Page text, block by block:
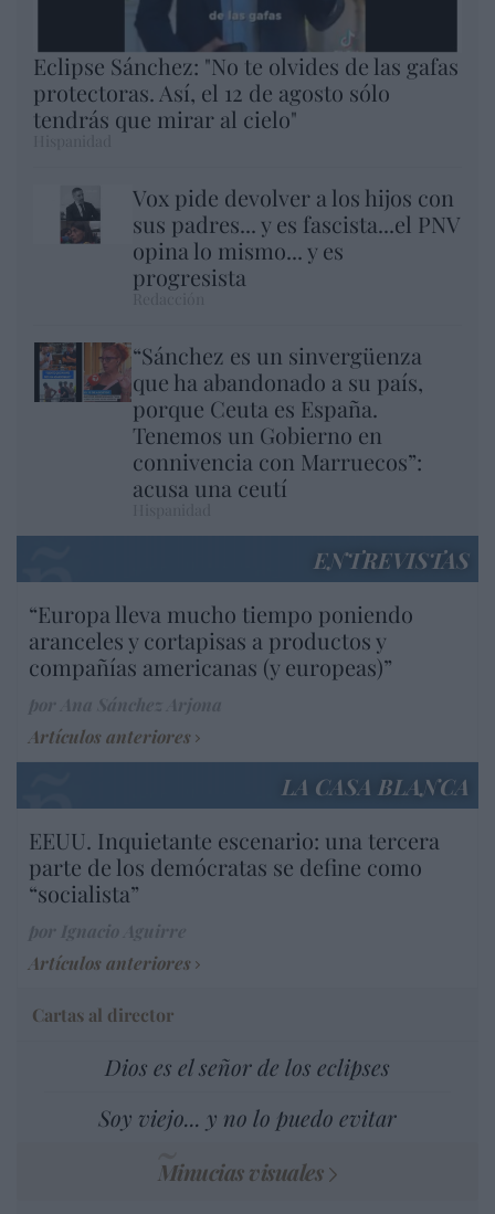
Eclipse Sánchez: "No te olvides de las gafas
protectoras. Así, el 12 de agosto sólo
tendrás que mirar al cielo"
Vox pide devolver a los hijos con
sus padres... y es fascista...el PNV
opina lo mismo... y es
progresista
“Sánchez es un sinvergüenza
que ha abandonado a su país,
porque Ceuta es España.
Tenemos un Gobierno en
connivencia con Marruecos”:
acusa una ceutí
ENTREVISTAS
“Europa lleva mucho tiempo poniendo
aranceles y cortapisas a productos y
compañías americanas (y europeas)”
Artículos anteriores
LA CASA BLANCA
EEUU. Inquietante escenario: una tercera
parte de los demócratas se define como
“socialista”
Artículos anteriores
Cartas al director
Dios es el señor de los eclipses
Soy viejo... y no lo puedo evitar
Minucias visuales